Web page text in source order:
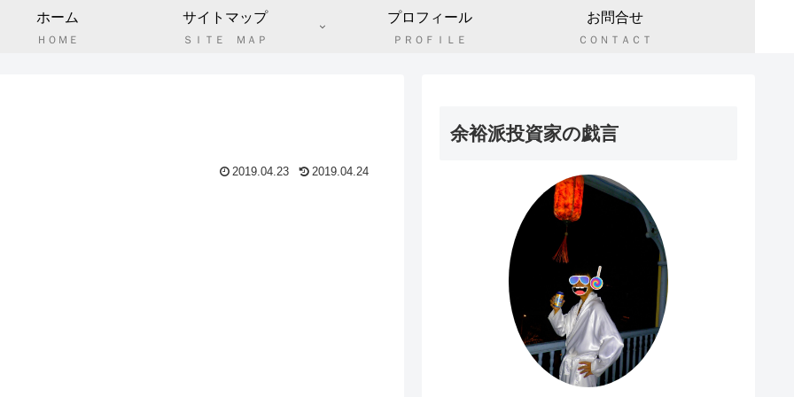
ホーム
ＨＯＭＥ
サイトマップ
ＳＩＴＥ ＭＡＰ
プロフィール
ＰＲＯＦＩＬＥ
お問合せ
ＣＯＮＴＡＣＴ
2019.04.23 2019.04.24
余裕派投資家の戯言